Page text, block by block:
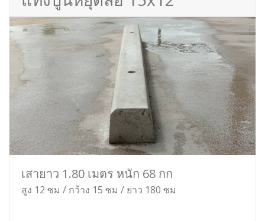
เสายาว 1.80 เมตร หนัก 68 กก
สูง 12 ซม / กว้าง 15 ซม / ยาว 180 ซม